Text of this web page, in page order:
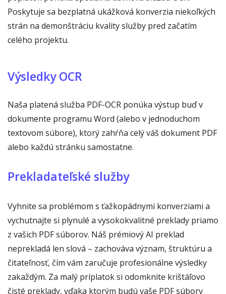
Poskytuje sa bezplatná ukážková konverzia niekoľkých
strán na demonštráciu kvality služby pred začatím
celého projektu.
Výsledky OCR
Naša platená služba PDF-OCR ponúka výstup buď v
dokumente programu Word (alebo v jednoduchom
textovom súbore), ktorý zahŕňa celý váš dokument PDF
alebo každú stránku samostatne.
Prekladateľské služby
Vyhnite sa problémom s ťažkopádnymi konverziami a
vychutnajte si plynulé a vysokokvalitné preklady priamo
z vašich PDF súborov. Náš prémiový AI preklad
neprekladá len slová – zachováva význam, štruktúru a
čitateľnosť, čím vám zaručuje profesionálne výsledky
zakaždým. Za malý príplatok si odomknite krištáľovo
čisté preklady, vďaka ktorým budú vaše PDF súbory